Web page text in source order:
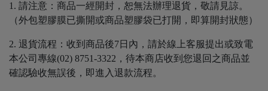
1. 請注意：商品一經開封，恕無法辦理退貨，敬請見諒。
（外包塑膠膜已撕開或商品塑膠袋已打開，即算開封狀態）
2. 退貨流程：收到商品後7日內，請於線上客服提出或致電
本公司專線(02) 8751-3322，待本商店收到您退回之商品並
確認驗收無誤後，即進入退款流程。